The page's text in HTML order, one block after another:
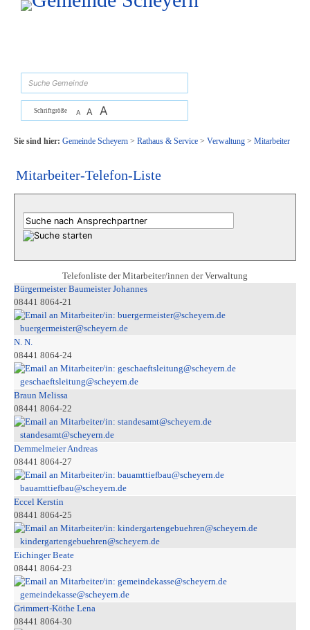
Zum Inhalt, zur Navigationoder zur Startseite springen.
Schriftgröße A A A
Sie sind hier: Gemeinde Scheyern> Rathaus & Service> Verwaltung> Mitarbeiter
Mitarbeiter-Telefon-Liste
Telefonliste der Mitarbeiter/innen der Verwaltung
Bürgermeister Baumeister Johannes
08441 8064-21
buergermeister@scheyern.de
N. N.
08441 8064-24
geschaeftsleitung@scheyern.de
Braun Melissa
08441 8064-22
standesamt@scheyern.de
Demmelmeier Andreas
08441 8064-27
bauamttiefbau@scheyern.de
Eccel Kerstin
08441 8064-25
kindergartengebuehren@scheyern.de
Eichinger Beate
08441 8064-23
gemeindekasse@scheyern.de
Grimmert-Köthe Lena
08441 8064-30